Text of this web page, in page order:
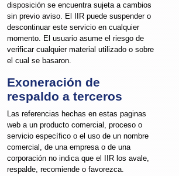
disposición se encuentra sujeta a cambios
sin previo aviso. El IIR puede suspender o
descontinuar este servicio en cualquier
momento. El usuario asume el riesgo de
verificar cualquier material utilizado o sobre
el cual se basaron.
Exoneración de
respaldo a terceros
Las referencias hechas en estas paginas
web a un producto comercial, proceso o
servicio específico o el uso de un nombre
comercial, de una empresa o de una
corporación no indica que el IIR los avale,
respalde, recomiende o favorezca.